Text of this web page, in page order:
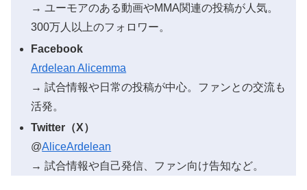
→ ユーモアのある動画やMMA関連の投稿が人気。
300万人以上のフォロワー。
Facebook
Ardelean Alicemma
→ 試合情報や日常の投稿が中心。ファンとの交流も
活発。
Twitter（X）
@AliceArdelean
→ 試合情報や自己発信、ファン向け告知など。